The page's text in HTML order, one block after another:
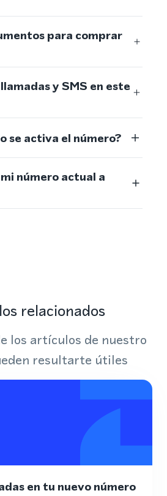
para comprar
y SMS en este
se activa el número?
número actual a
relacionados
los artículos de nuestro
resultarte útiles
en tu nuevo número